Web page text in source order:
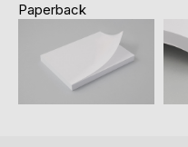
Paperback